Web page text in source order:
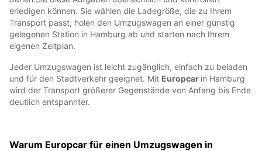
erledigen können. Sie wählen die Ladegröße, die zu Ihrem
Transport passt, holen den Umzugswagen an einer günstig
gelegenen Station in Hamburg ab und starten nach Ihrem
eigenen Zeitplan.
Jeder Umzugswagen ist leicht zugänglich, einfach zu beladen
und für den Stadtverkehr geeignet. Mit Europcar in Hamburg
wird der Transport größerer Gegenstände von Anfang bis Ende
deutlich entspannter.
Warum Europcar für einen Umzugswagen in